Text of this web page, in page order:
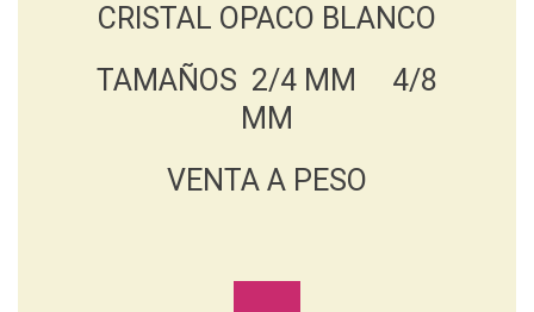
CRISTAL OPACO BLANCO
TAMAÑOS 2/4 MM 4/8
MM
VENTA A PESO